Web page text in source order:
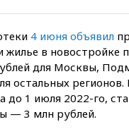
вчера,
без
вчера,
4 июня объявил
в новостройке
для Москвы,
остальных
1 июля 2022-го,
— 3 млн рублей.